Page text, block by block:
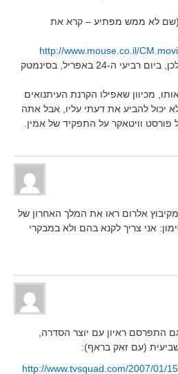
(שם לא ממש מפתיע – קרא את
http://www.mouse.co.il/
אבל תוכל לתפוס אותו קודם לכן, ביום רביעי ה-24 באפריל, בסינמטק
מכיוון שאפילו הקרנת העיתנואים
יכול להביע את דעתי עליו, אבל אתה
וויטאקר על התפקיד של אמין.
אלרום ראו את המלך האחרון של
אני צריך לקנא בהם ולא במבקרי
התפרסם ראיון עם יוצר הסדרה,
(עם זאק בראף):
http://www.tvsquad.com/2007/01/